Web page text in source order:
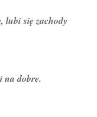
lubi się zachody
na dobre.